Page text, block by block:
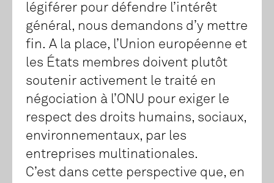
légiférer pour défendre l’intérêt
général, nous demandons d’y mettre
fin. A la place, l’Union européenne et
les États membres doivent plutôt
soutenir activement le traité en
négociation à l’ONU pour exiger le
respect des droits humains, sociaux,
environnementaux, par les
entreprises multinationales.
C’est dans cette perspective que, en